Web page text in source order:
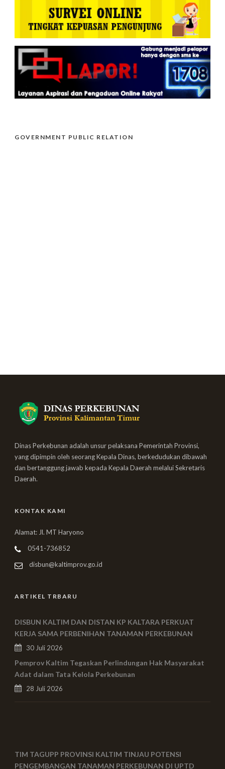
GOVERNMENT PUBLIC RELATION
Dinas Perkebunan adalah unsur pelaksana Pemerintah Provinsi,
yang dipimpin oleh seorang Kepala Dinas, berkedudukan dibawah
dan bertanggung jawab kepada Kepala Daerah melalui Sekretaris
Daerah.
KONTAK KAMI
Alamat: Jl. MT Haryono
0541-736852
disbun@kaltimprov.go.id
ARTIKEL TRBARU
DISBUN KALTIM DAN DISTAN KP KALTARA PERKUAT
KERJA SAMA PERBENIHAN TANAMAN PERKEBUNAN
30 Juli 2026
Pemprov Kaltim Tegaskan Perlindungan Hak Masyarakat
Adat dalam Tata Kelola Perkebunan
28 Juli 2026
TIM TAGUPP PROVINSI KALTIM TINJAU POTENSI
PENGEMBANGAN TANAMAN PERKEBUNAN DI UPTD